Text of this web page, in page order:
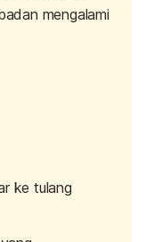
mengalami
ke tulang